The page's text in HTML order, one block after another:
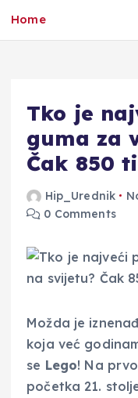
Home
Tko je
guma za
Čak 850
Hip_Urednik
0 Comments
Možda je
koja već
se Lego! Na
početka 21.